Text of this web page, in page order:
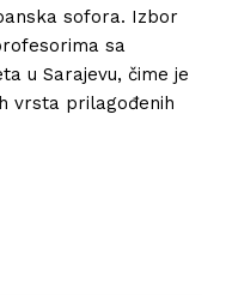
sofora. Izbor
sa
u Sarajevu, čime je
vrsta prilagođenih